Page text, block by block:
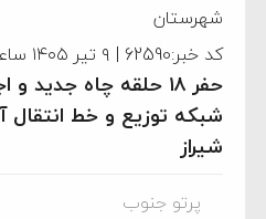
شهرستان
کد خبر:62590 | ۹ تیر ۱۴۰۵ ساعت ۱۴:۴۵
شبکه توزیع و خط انتقال
شیراز
پرتو جنوب